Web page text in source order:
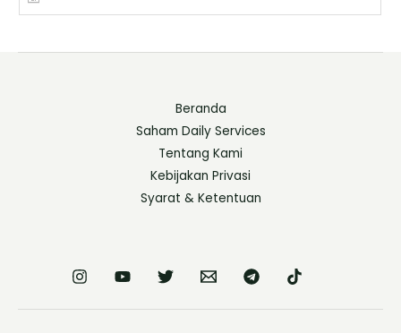
Beranda
Saham Daily Services
Tentang Kami
Kebijakan Privasi
Syarat & Ketentuan